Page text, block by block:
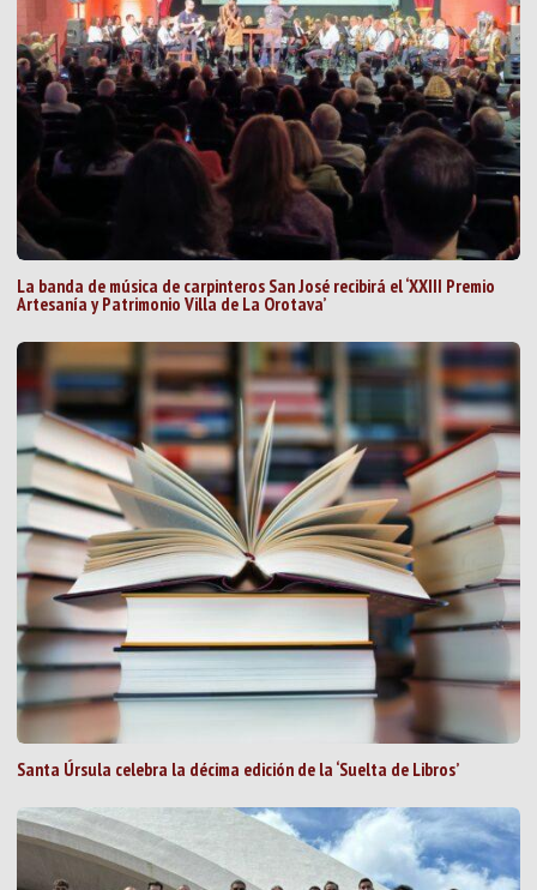
La banda de música de carpinteros San José recibirá el ‘XXIII Premio
Artesanía y Patrimonio Villa de La Orotava’
Santa Úrsula celebra la décima edición de la ‘Suelta de Libros’